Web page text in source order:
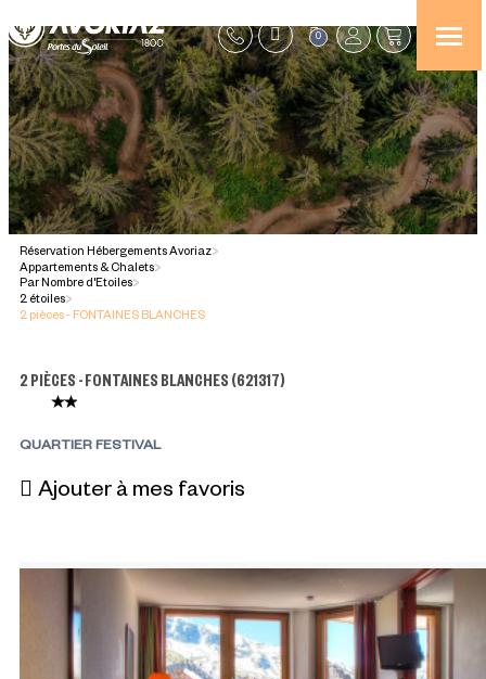
0
Réservation Hébergements Avoriaz>
Appartements & Chalets>
Par Nombre d'Etoiles>
2 étoiles>
2 pièces - FONTAINES BLANCHES
2 PIÈCES - FONTAINES BLANCHES (621317)
QUARTIER FESTIVAL
Ajouter à mes favoris